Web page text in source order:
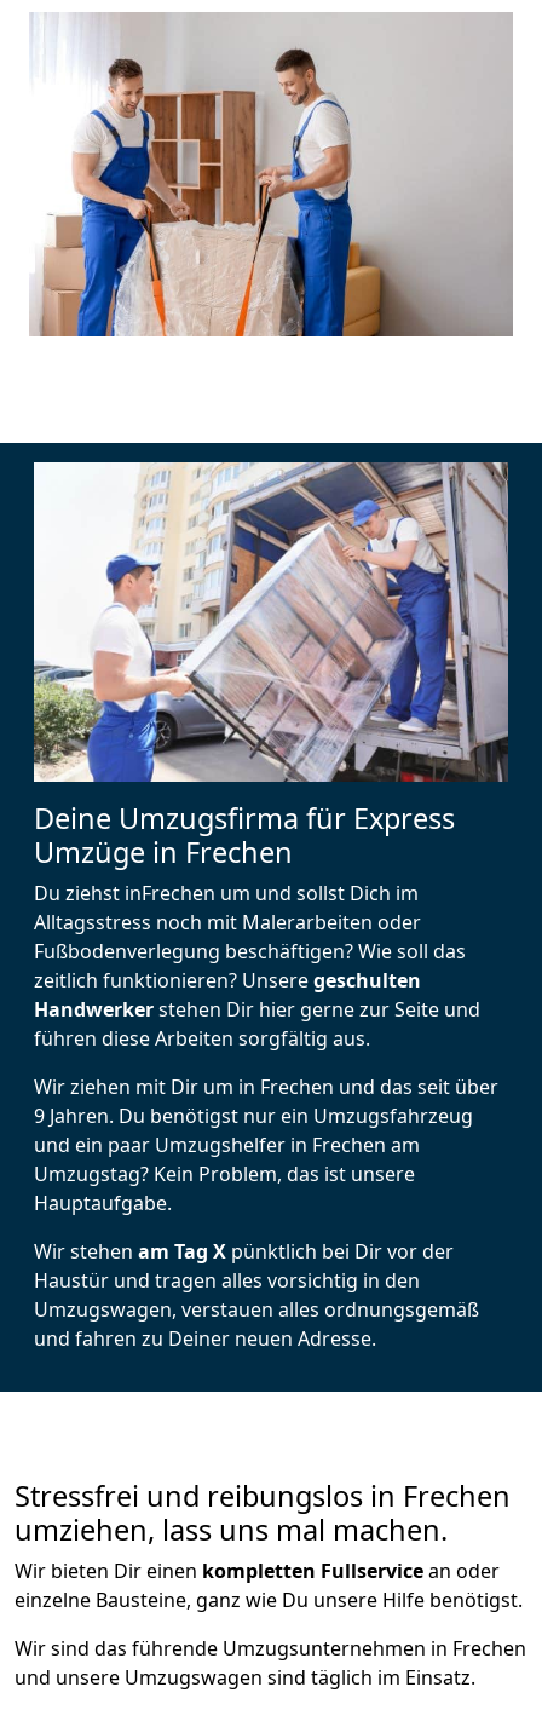
Deine Umzugsfirma für Express
Umzüge in Frechen
Du ziehst inFrechen um und sollst Dich im
Alltagsstress noch mit Malerarbeiten oder
Fußbodenverlegung beschäftigen? Wie soll das
zeitlich funktionieren? Unseregeschulten
Handwerkerstehen Dir hier gerne zur Seite und
führen diese Arbeiten sorgfältig aus.
Wir ziehen mit Dir um in Frechen und das seit über
9 Jahren. Du benötigst nur ein Umzugsfahrzeug
und ein paar Umzugshelfer in Frechen am
Umzugstag? Kein Problem, das ist unsere
Hauptaufgabe.
Wir stehen am Tag X pünktlich bei Dir vor der
Haustür und tragen alles vorsichtig in den
Umzugswagen, verstauen alles ordnungsgemäß
und fahren zu Deiner neuen Adresse.
Stressfrei und reibungslos in Frechen
umziehen, lass uns mal machen.
Wir bieten Dir einen kompletten Fullservicean oder
einzelne Bausteine, ganz wie Du unsere Hilfe benötigst.
Wir sind das führende Umzugsunternehmen in Frechen
und unsere Umzugswagen sind täglich im Einsatz.